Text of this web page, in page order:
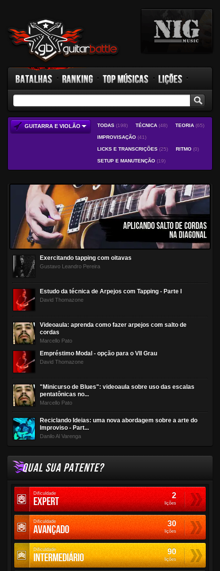
Batalhas Ranking Top Músicas
Lições
GB TV
Rádio Fórum Facebook
GUITARRA E VIOLÃO TODAS (198) TÉCNICA (48) TEORIA (65)
IMPROVISAÇÃO (41)
LICKS E TRANSCRIÇÕES (25) RITMO (0)
SETUP E MANUTENÇÃO (19)
Exercitando tapping com oitavas
Gustavo Leandro Pereira
Estudo da técnica de Arpejos com Tapping - Parte I
David Thomazone
Videoaula: aprenda como fazer arpejos com salto de
cordas
Marcello Pato
Empréstimo Modal - opção para o VII Grau
David Thomazone
"Minicurso de Blues": videoaula sobre uso das escalas
pentatônicas no...
Marcello Pato
Reciclando Ideias: uma nova abordagem sobre a arte do
Improviso - Part...
Danilo Al Varenga
QUAL SUA PATENTE?
Dificuldade
Expert 2
lições
Dificuldade
Avançado 30
lições
Dificuldade
Intermediário 90
lições